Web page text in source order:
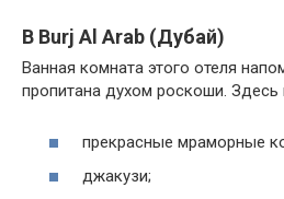
В Burj Al Arab (Дубай)
Ванная комната этого отеля
пропитана духом роскоши. Здесь
прекрасные мраморные
джакузи;